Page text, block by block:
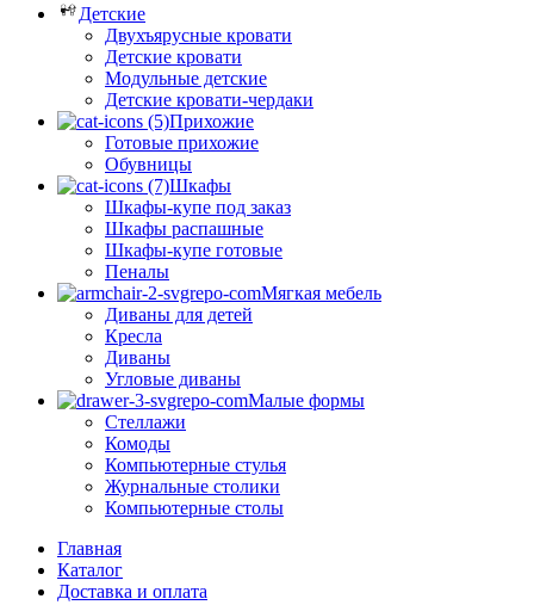
Детские
Двухъярусные кровати
Детские кровати
Модульные детские
Детские кровати-чердаки
Прихожие
Готовые прихожие
Обувницы
Шкафы
Шкафы-купе под заказ
Шкафы распашные
Шкафы-купе готовые
Пеналы
Мягкая мебель
Диваны для детей
Кресла
Диваны
Угловые диваны
Малые формы
Стеллажи
Комоды
Компьютерные стулья
Журнальные столики
Компьютерные столы
Главная
Каталог
Доставка и оплата